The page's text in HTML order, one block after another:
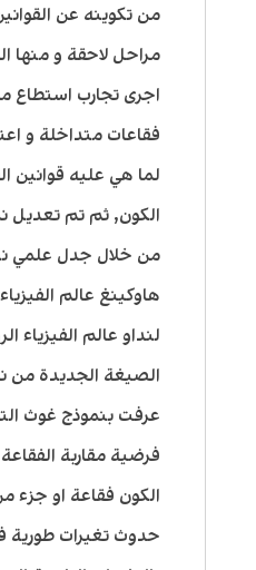
من تكوينه عن
مراحل لاحقة و منها
اجرى تجارب استطاع
فقاعات متداخلة و
لما هي عليه قوانين
الكون, ثم تم تعديل
من خلال جدل علمي
هاوكينغ عالم
لنداو عالم
الصيغة الجديدة من
عرفت بنموذج غوث
فرضية مقاربة
الكون فقاعة او جزء
حدوث تغيرات طورية